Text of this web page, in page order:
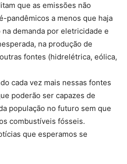
que as emissões não
pandêmicos a menos que haja
demanda por eletricidade e
na produção de
fontes (hidrelétrica, eólica,
cada vez mais nessas fontes
poderão ser capazes de
população no futuro sem que
combustíveis fósseis.
que esperamos se